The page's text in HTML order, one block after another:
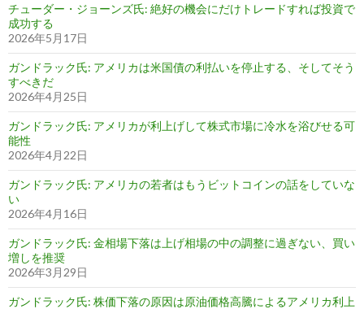
チューダー・ジョーンズ氏: 絶好の機会にだけトレードすれば投資で
成功する
2026年5月17日
ガンドラック氏: アメリカは米国債の利払いを停止する、そしてそう
すべきだ
2026年4月25日
ガンドラック氏: アメリカが利上げして株式市場に冷水を浴びせる可
能性
2026年4月22日
ガンドラック氏: アメリカの若者はもうビットコインの話をしていな
い
2026年4月16日
ガンドラック氏: 金相場下落は上げ相場の中の調整に過ぎない、買い
増しを推奨
2026年3月29日
ガンドラック氏: 株価下落の原因は原油価格高騰によるアメリカ利上